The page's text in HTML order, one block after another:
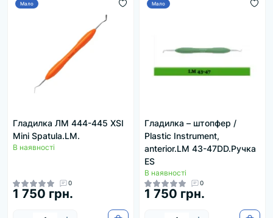
Мало
Гладилка ЛМ 444-445 XSI
Mini Spatula.LM.
В наявності
0
1 750 грн.
Мало
Гладилка – штопфер /
Plastic Instrument,
anterior.LM 43-47DD.Ручка
ES
В наявності
0
1 750 грн.